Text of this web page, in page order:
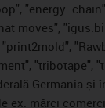
"energy
moves",
Germania
mărci